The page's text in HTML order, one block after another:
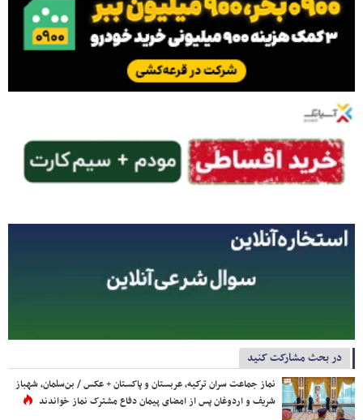
در بحث مشارکت کنید
نماز جماعت سران ترکیه، عربستان و پاکستان + عکس / بن‌سلمان، شهباز
شریف و اردوغان پس از امضای پیمان دفاع مشترک نماز خواندند